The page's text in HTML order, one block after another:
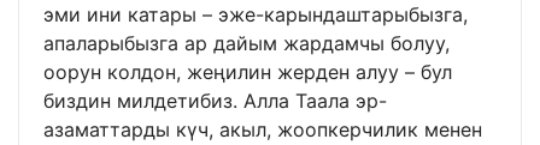
эми ини катары – эже-карындаштарыбызга,
апаларыбызга ар дайым жардамчы болуу,
оорун колдон, жеңилин жерден алуу – бул
биздин милдетибиз. Алла Таала эр-
азаматтарды күч, акыл, жоопкерчилик менен